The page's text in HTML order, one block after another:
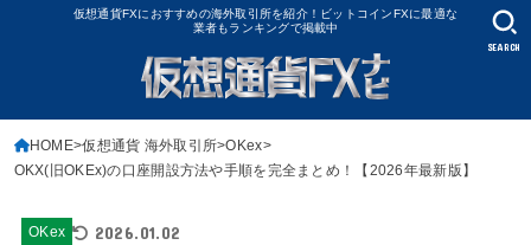
仮想通貨FXにおすすめの海外取引所を紹介！ビットコインFXに最適な
業者もランキングで掲載中
SEARCH
HOME 仮想通貨 海外取引所
OKex
OKX(旧OKEx)の口座開設方法や手順を完全まとめ！【2026年最新版】
OKex 2026.01.02